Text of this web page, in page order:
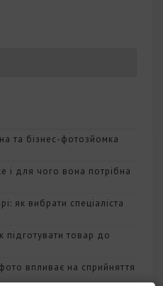
та бізнес-фотозйомка
і для чого вона потрібна
як вибрати спеціаліста
підготувати товар до
впливає на сприйняття